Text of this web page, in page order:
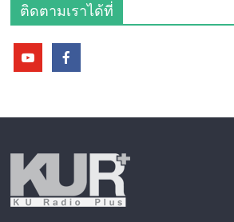
ติดตามเราได้ที่